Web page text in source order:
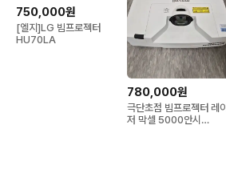
750,000원
[엘지]LG 빔프로젝터
HU70LA
780,000원
극단초점 빔프로젝터 레이
저 막셀 5000안시